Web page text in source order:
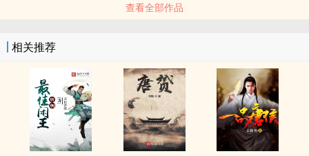
查看全部作品
相关推荐